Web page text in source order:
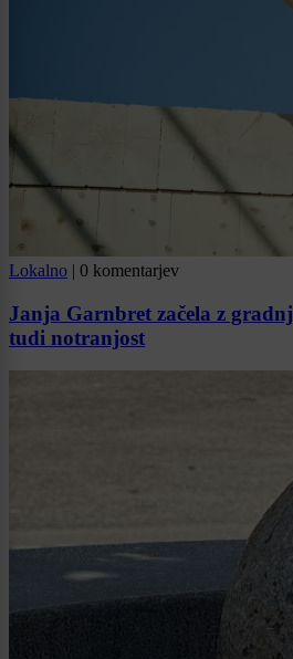
Lokalno | 0 komentarjev
Janja Garnbret začela z
tudi notranjost